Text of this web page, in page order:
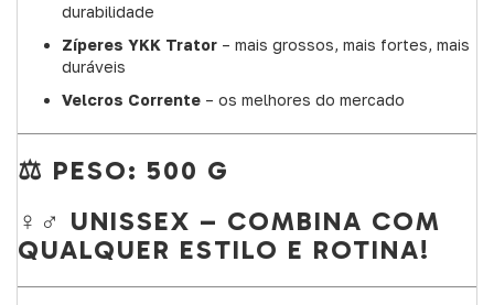
durabilidade
Zíperes YKK Trator – mais grossos, mais fortes, mais
duráveis
Velcros Corrente – os melhores do mercado
⚖️ PESO: 500 G
♀️♂️ UNISSEX – COMBINA COM
QUALQUER ESTILO E ROTINA!